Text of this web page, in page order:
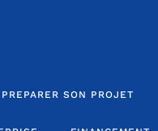
PREPARER SON PROJET